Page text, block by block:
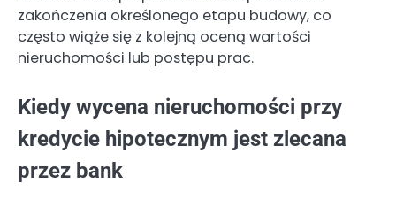
zakończenia określonego etapu budowy, co
często wiąże się z kolejną oceną wartości
nieruchomości lub postępu prac.
Kiedy wycena nieruchomości przy
kredycie hipotecznym jest zlecana
przez bank